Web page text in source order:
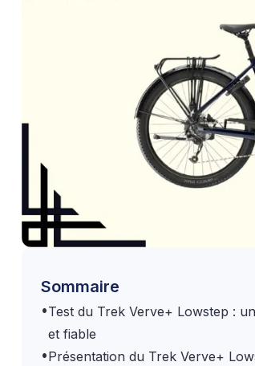
Sommaire
•Test du Trek Verve+ Lowstep :
et fiable
•Présentation du Trek Verve+